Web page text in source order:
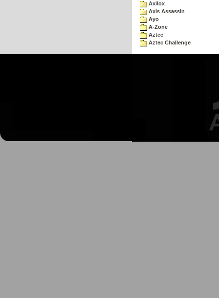
Axilox
Axis Assassin
Ayo
A-Zone
Aztec
Aztec Challenge